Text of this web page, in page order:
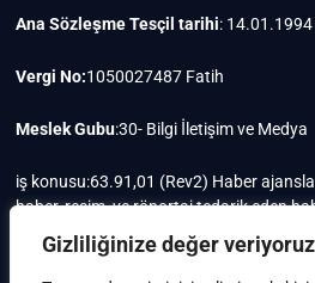
Gizliliğinize değer veriyoruz
Ana Sözleşme Tesçil tarihi: 14.01.1994
Vergi No:1050027487 Fatih
Meslek Gubu:30- Bilgi İletişim ve Medya
iş konusu:63.91,01 (Rev2) Haber
haber, resim, ve röportaj tedarik eden
faaliyetleri)iştigal konusu ile ilgili olarak
yayıncılık, prodöktörlük, reklamcılık işleri